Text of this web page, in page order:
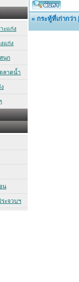
«กระทู้ที่เก่ากว่า